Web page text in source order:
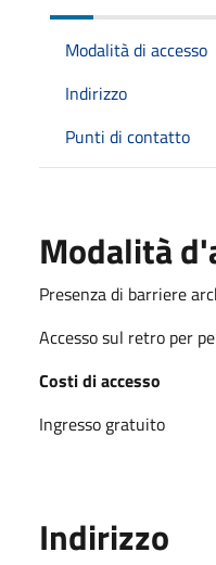
Modalità di accesso
Indirizzo
Punti di contatto
Modalità
Presenza di barriere
Accesso sul retro per
Costi di accesso
Ingresso gratuito
Indirizzo